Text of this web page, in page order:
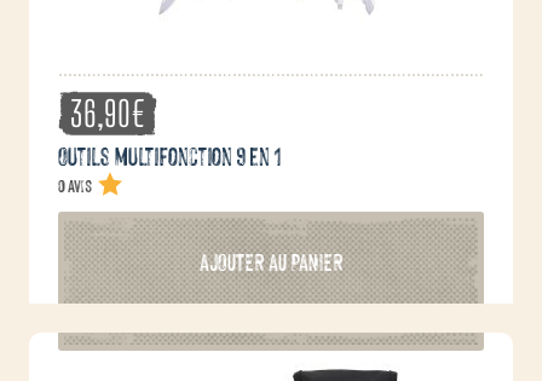
36,90€
Outils multifonction 9 en 1
0 avis
AJOUTER AU PANIER